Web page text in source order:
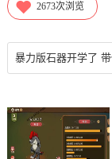
2673次浏览